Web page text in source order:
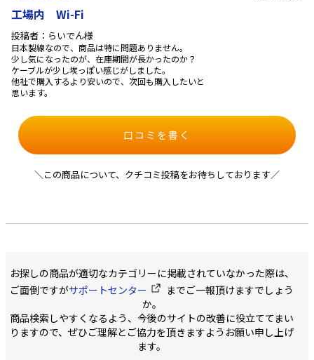
工場内 Wi-Fi
投稿者：らいでん様
日本製線なので、商品は特に問題ありません。
少し気になったのが、在庫期間が長かったのか？
ケーブルが少し埃っぽい感じがしました。
他社で購入するより安いので、次回も購入したいと
思います。
口コミを書く
＼この商品について、クチコミ投稿をお待ちしております／
お探しの商品が適切なカテゴリーに掲載されていなかった際は、
ご面倒ですがサポートセンター
までご一報頂けますでしょう
か。
商品検索しやすくなるよう、今後のサイトの改善に役立ててまい
りますので、ぜひご理解とご協力を頂きますようお願い申し上げ
ます。